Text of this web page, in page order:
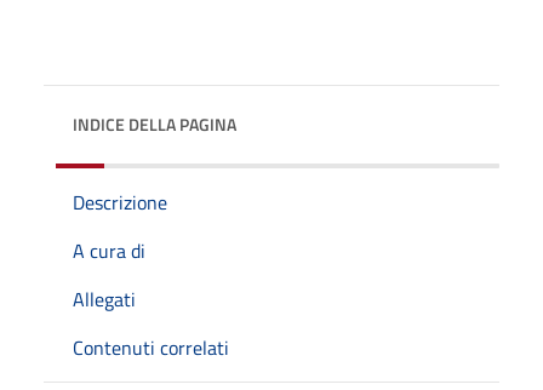
INDICE DELLA PAGINA
Descrizione
A cura di
Allegati
Contenuti correlati